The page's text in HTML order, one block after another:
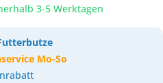
3-5 Werktagen
Mo-So